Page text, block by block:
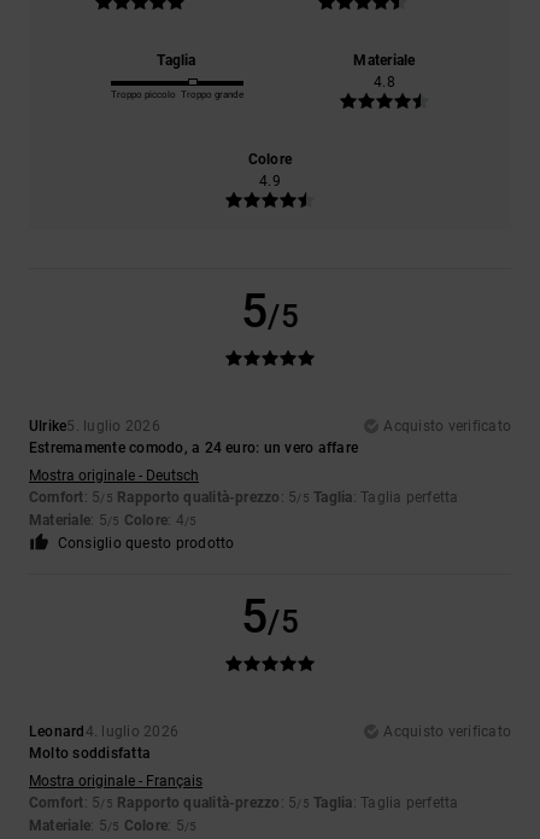
Taglia
Troppo piccolo Troppo grande
Materiale
4.8
Colore
4.9
5/5
Ulrike5. luglio 2026
Acquisto verificato
Estremamente comodo, a 24 euro: un vero affare
Mostra originale - Deutsch
Comfort: 5/5 Rapporto qualità-prezzo : 5/5 Taglia: Taglia perfetta
Materiale: 5/5 Colore: 4/5
Consiglio questo prodotto
5/5
Leonard 4. luglio 2026
Acquisto verificato
Molto soddisfatta
Mostra originale - Français
Comfort: 5/5 Rapporto qualità-prezzo : 5/5 Taglia: Taglia perfetta
Materiale: 5/5 Colore: 5/5